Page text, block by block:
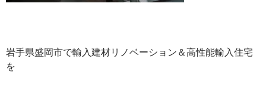
岩手県盛岡市で輸入建材リノベーション＆高性能輸入住宅
を